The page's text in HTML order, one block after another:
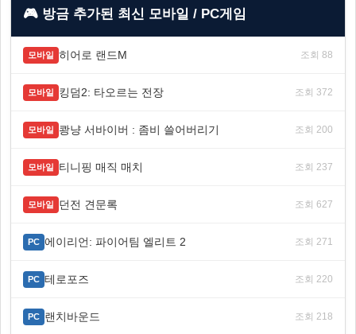
🎮 방금 추가된 최신 모바일 / PC게임
모바일 히어로 랜드M 조회 88
모바일 킹덤2: 타오르는 전장 조회 372
모바일 쾅냥 서바이버 : 좀비 쓸어버리기 조회 200
모바일 티니핑 매직 매치 조회 237
모바일 던전 견문록 조회 627
PC 에이리언: 파이어팀 엘리트 2 조회 271
PC 테로포즈 조회 220
PC 랜치바운드 조회 218